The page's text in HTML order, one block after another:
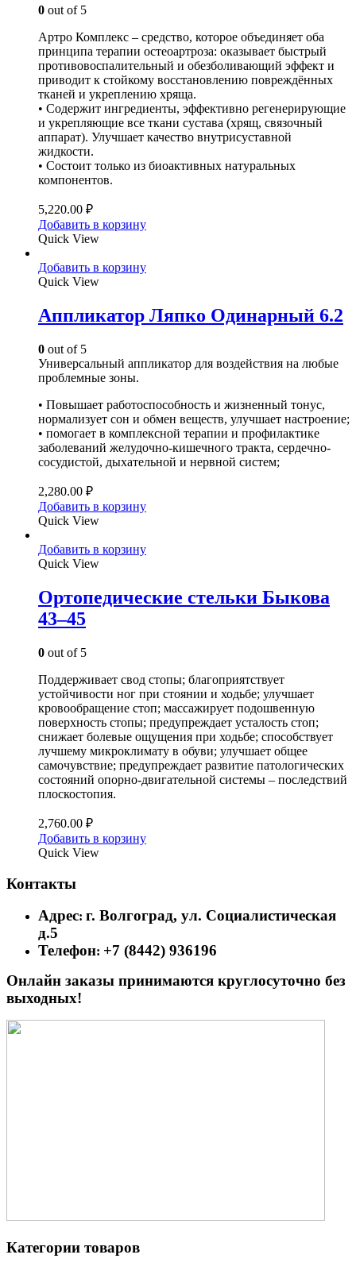
0 out of 5
Артро Комплекс – средство, которое объединяет оба
принципа терапии остеоартроза: оказывает быстрый
противовоспалительный и обезболивающий эффект и
приводит к стойкому восстановлению повреждённых
тканей и укреплению хряща.
• Содержит ингредиенты, эффективно регенерирующие
и укрепляющие все ткани сустава (хрящ, связочный
аппарат). Улучшает качество внутрисуставной
жидкости.
• Состоит только из биоактивных натуральных
компонентов.
5,220.00 ₽
Добавить в корзину
Quick View
Добавить в корзину
Quick View
Аппликатор Ляпко Одинарный 6.2
0 out of 5
Универсальный аппликатор для воздействия на любые
проблемные зоны.
• Повышает работоспособность и жизненный тонус,
нормализует сон и обмен веществ, улучшает настроение;
• помогает в комплексной терапии и профилактике
заболеваний желудочно-кишечного тракта, сердечно-
сосудистой, дыхательной и нервной систем;
2,280.00 ₽
Добавить в корзину
Quick View
Добавить в корзину
Quick View
Ортопедические стельки Быкова
43–45
0 out of 5
Поддерживает свод стопы; благоприятствует
устойчивости ног при стоянии и ходьбе; улучшает
кровообращение стоп; массажирует подошвенную
поверхность стопы; предупреждает усталость стоп;
снижает болевые ощущения при ходьбе; способствует
лучшему микроклимату в обуви; улучшает общее
самочувствие; предупреждает развитие патологических
состояний опорно-двигательной системы – последствий
плоскостопия.
2,760.00 ₽
Добавить в корзину
Quick View
Контакты
Адрес: г. Волгоград, ул. Социалистическая
д.5
Телефон: +7 (8442) 936196
Онлайн заказы принимаются круглосуточно без
выходных!
Категории товаров